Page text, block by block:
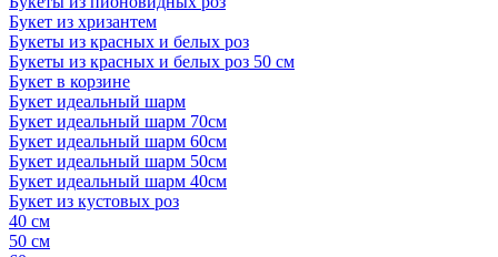
Букет из хризантем
Букеты из красных и белых роз
Букеты из красных и белых роз 50 см
Букет в корзине
Букет идеальный шарм
Букет идеальный шарм 70см
Букет идеальный шарм 60см
Букет идеальный шарм 50см
Букет идеальный шарм 40см
Букет из кустовых роз
40 см
50 см